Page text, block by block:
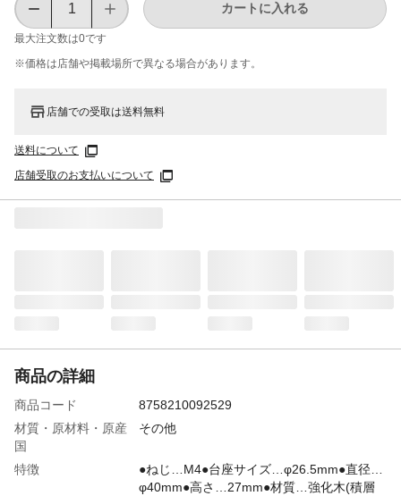
最大注文数は0です
カートに入れる
※価格は​店舗や​掲載場所で​異なる​場合が​あります。
店舗での受取は送料無料
送料について
店舗受取のお支払いについて
商品の詳細
商品コード
8758210092529
材質・原材料・原産
国
その他
特徴
●ねじ…M4●台座サイズ…φ26.5mm●直径…
φ40mm●高さ…27mm●材質…強化木(積層